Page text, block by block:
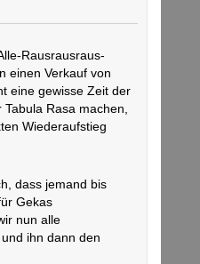
Rausrausraus-
einen Verkauf von
eine gewisse Zeit der
Rasa machen,
Wiederaufstieg
dass jemand bis
Gekas
nun alle
ihn dann den